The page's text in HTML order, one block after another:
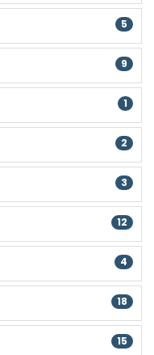
5
9
1
2
3
12
4
18
15